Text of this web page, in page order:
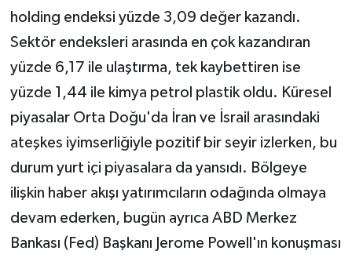
holding endeksi yüzde 3,09 değer kazandı.
Sektör endeksleri arasında en çok kazandıran
yüzde 6,17 ile ulaştırma, tek kaybettiren ise
yüzde 1,44 ile kimya petrol plastik oldu. Küresel
piyasalar Orta Doğu'da İran ve İsrail arasındaki
ateşkes iyimserliğiyle pozitif bir seyir izlerken, bu
durum yurt içi piyasalara da yansıdı. Bölgeye
ilişkin haber akışı yatırımcıların odağında olmaya
devam ederken, bugün ayrıca ABD Merkez
Bankası (Fed) Başkanı Jerome Powell'ın konuşması